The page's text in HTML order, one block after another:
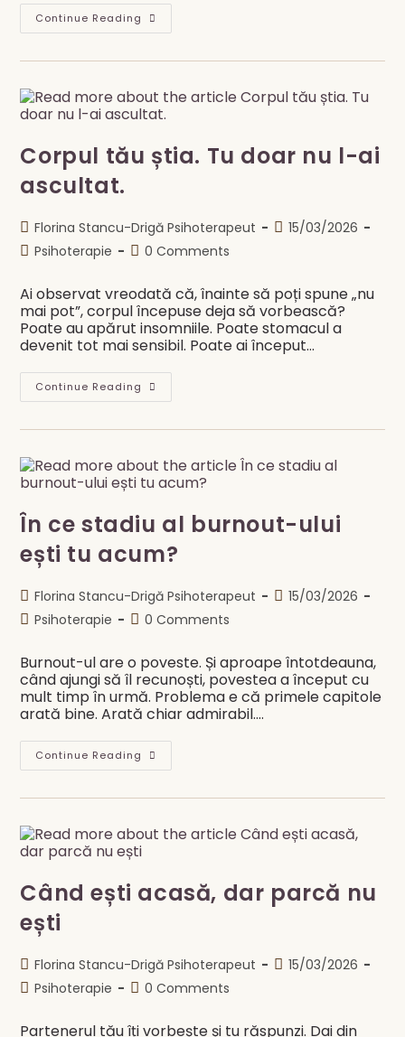
Continue Reading Tu
Duci
De
Mai
Știi
Cum
Nu
Duci
Corpul tău știa. Tu doar nu l-ai
ascultat.
Post
author:
Florina Stancu-Drigă Psihoterapeut
Post15/03/2026
PostPsihoterapie
Post0 Comments
Ai observat vreodată că, înainte să poți spune „nu
mai pot”, corpul începuse deja să vorbească?
Poate au apărut insomniile. Poate stomacul a
devenit tot mai sensibil. Poate ai început…
Continue Reading Corpul
Tău
Tu
L-
Ai
Ascultat.
În ce stadiu al burnout-ului
ești tu acum?
Post
author:
Florina Stancu-Drigă Psihoterapeut
Post15/03/2026
PostPsihoterapie
Post0 Comments
Burnout-ul are o poveste. Și aproape întotdeauna,
când ajungi să îl recunoști, povestea a început cu
mult timp în urmă. Problema e că primele capitole
arată bine. Arată chiar admirabil.…
Continue Reading În
Ce
Al
Ești
Tu
Acum?
Când ești acasă, dar parcă nu
ești
Post
author:
Florina Stancu-Drigă Psihoterapeut
Post15/03/2026
PostPsihoterapie
Post0 Comments
Partenerul tău îți vorbește și tu răspunzi. Dai din